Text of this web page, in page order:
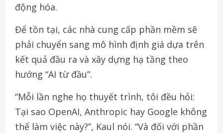
động hóa.
Để tồn tại, các nhà cung cấp phần mềm sẽ
phải chuyển sang mô hình định giá dựa trên
kết quả đầu ra và xây dựng hạ tầng theo
hướng “AI từ đầu”.
“Mỗi lần nghe họ thuyết trình, tôi đều hỏi:
Tại sao OpenAI, Anthropic hay Google không
thể làm việc này?”, Kaul nói. “Và đối với phần